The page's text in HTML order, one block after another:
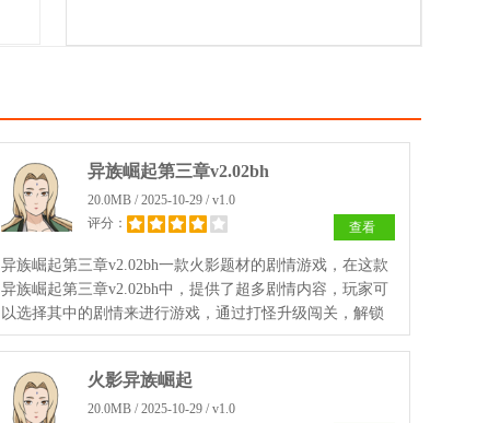
异族崛起第三章v2.02bh
20.0MB / 2025-10-29 / v1.0
评分：
查看
异族崛起第三章v2.02bh一款火影题材的剧情游戏，在这款
异族崛起第三章v2.02bh中，提供了超多剧情内容，玩家可
以选择其中的剧情来进行游戏，通过打怪升级闯关，解锁
各种新的服饰和角色，多种刺激的挑战等你来体验！
火影异族崛起
20.0MB / 2025-10-29 / v1.0